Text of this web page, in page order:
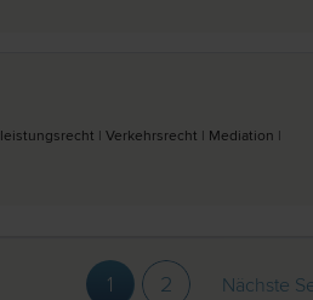
| Verkehrs­recht | Mediation |
1 2 Nächste